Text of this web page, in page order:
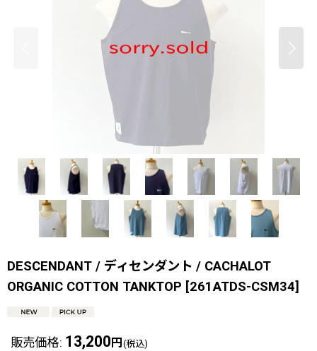
DESCENDANT / ディセンダント / CACHALOT
ORGANIC COTTON TANKTOP [261ATDS-CSM34]
販売価格: 13,200 円 (税込)